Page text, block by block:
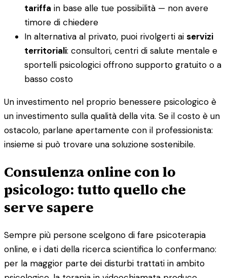
tariffa in base alle tue possibilità — non avere
timore di chiedere
In alternativa al privato, puoi rivolgerti ai servizi
territoriali: consultori, centri di salute mentale e
sportelli psicologici offrono supporto gratuito o a
basso costo
Un investimento nel proprio benessere psicologico è
un investimento sulla qualità della vita. Se il costo è un
ostacolo, parlane apertamente con il professionista:
insieme si può trovare una soluzione sostenibile.
Consulenza online con lo
psicologo: tutto quello che
serve sapere
Sempre più persone scelgono di fare psicoterapia
online, e i dati della ricerca scientifica lo confermano:
per la maggior parte dei disturbi trattati in ambito